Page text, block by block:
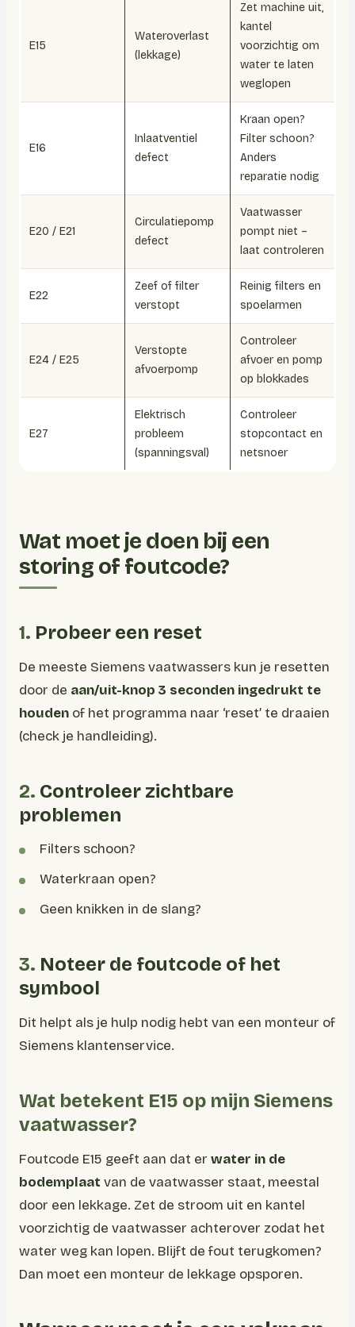
E15
Wateroverlast
(lekkage)
Zet machine uit,
kantel
voorzichtig om
water te laten
weglopen
E16
Inlaatventiel
defect
Kraan open?
Filter schoon?
Anders
reparatie nodig
E20 / E21
Circulatiepomp
defect
Vaatwasser
pompt niet –
laat controleren
E22
Zeef of filter
verstopt
Reinig filters en
spoelarmen
E24 / E25
Verstopte
afvoerpomp
Controleer
afvoer en pomp
op blokkades
E27
Elektrisch
probleem
(spanningsval)
Controleer
stopcontact en
netsnoer
Wat moet je doen bij een
storing of foutcode?
1. Probeer een reset
De meeste Siemens vaatwassers kun je resetten
door de aan/uit-knop 3 seconden ingedrukt te
houden of het programma naar ‘reset’ te draaien
(check je handleiding).
2. Controleer zichtbare
problemen
Filters schoon?
Waterkraan open?
Geen knikken in de slang?
3. Noteer de foutcode of het
symbool
Dit helpt als je hulp nodig hebt van een monteur of
Siemens klantenservice.
Wat betekent E15 op mijn Siemens
vaatwasser?
Foutcode E15 geeft aan dat er water in de
bodemplaat van de vaatwasser staat, meestal
door een lekkage. Zet de stroom uit en kantel
voorzichtig de vaatwasser achterover zodat het
water weg kan lopen. Blijft de fout terugkomen?
Dan moet een monteur de lekkage opsporen.